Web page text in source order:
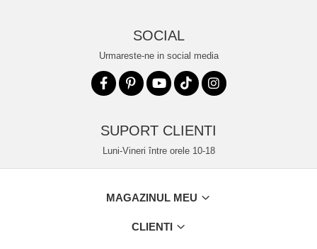
SOCIAL
Urmareste-ne in social media
SUPORT CLIENTI
Luni-Vineri între orele 10-18
MAGAZINUL MEU
CLIENTI